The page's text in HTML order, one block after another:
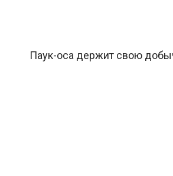
Паук-оса держит свою